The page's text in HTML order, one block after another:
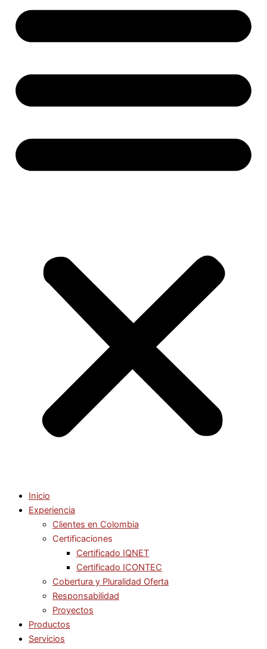
Inicio
Experiencia
Clientes en Colombia
Certificaciones
Certificado IQNET
Certificado ICONTEC
Cobertura y Pluralidad Oferta
Responsabilidad
Proyectos
Productos
Servicios